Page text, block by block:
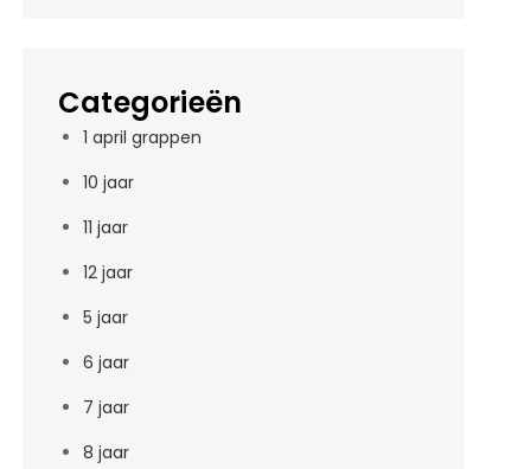
Categorieën
1 april grappen
10 jaar
11 jaar
12 jaar
5 jaar
6 jaar
7 jaar
8 jaar